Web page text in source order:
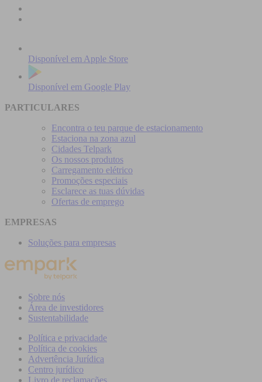
Disponível em Apple Store
Disponível em Google Play
PARTICULARES
Encontra o teu parque de estacionamento
Estaciona na zona azul
Cidades Telpark
Os nossos produtos
Carregamento elétrico
Promoções especiais
Esclarece as tuas dúvidas
Ofertas de emprego
EMPRESAS
Soluções para empresas
Sobre nós
Área de investidores
Sustentabilidade
Política e privacidade
Política de cookies
Advertência Jurídica
Centro jurídico
Livro de reclamações